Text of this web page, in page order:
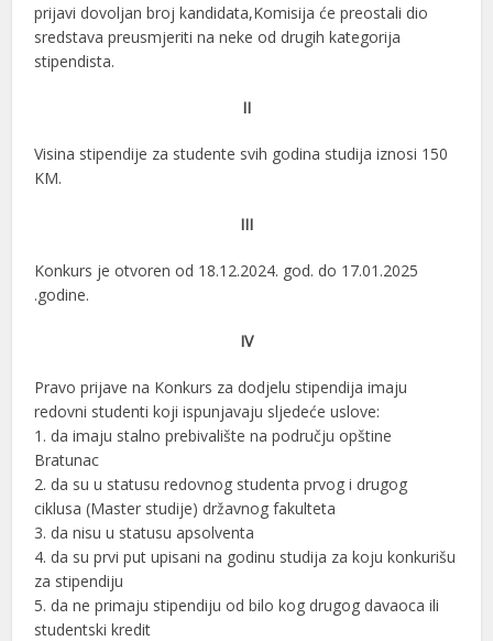
prijavi dovoljan broj kandidata,Komisija će preostali dio
sredstava preusmjeriti na neke od drugih kategorija
stipendista.
II
Visina stipendije za studente svih godina studija iznosi 150
KM.
III
Konkurs je otvoren od 18.12.2024. god. do 17.01.2025
.godine.
IV
Pravo prijave na Konkurs za dodjelu stipendija imaju
redovni studenti koji ispunjavaju sljedeće uslove:
1. da imaju stalno prebivalište na području opštine
Bratunac
2. da su u statusu redovnog studenta prvog i drugog
ciklusa (Master studije) državnog fakulteta
3. da nisu u statusu apsolventa
4. da su prvi put upisani na godinu studija za koju konkurišu
za stipendiju
5. da ne primaju stipendiju od bilo kog drugog davaoca ili
studentski kredit